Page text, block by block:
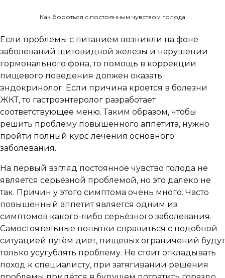
Как бороться с постоянным чувством голода
Если проблемы с питанием возникли на фоне
заболеваний щитовидной железы и нарушении
гормонального фона, то помощь в коррекции
пищевого поведения должен оказать
эндокринолог. Если причина кроется в болезни
ЖКТ, то гастроэнтеролог разработает
соответствующее меню. Таким образом, чтобы
решить проблему повышенного аппетита, нужно
пройти полный курс лечения основного
заболевания.
На первый взгляд постоянное чувство голода не
является серьёзной проблемой, но это далеко не
так. Причин у этого симптома очень много. Часто
повышенный аппетит является одним из
симптомов какого-либо серьёзного заболевания.
Самостоятельные попытки справиться с подобной
ситуацией путём диет, пищевых ограничений будут
только усугублять проблему. Не стоит откладывать
поход к специалисту, при затягивании решения